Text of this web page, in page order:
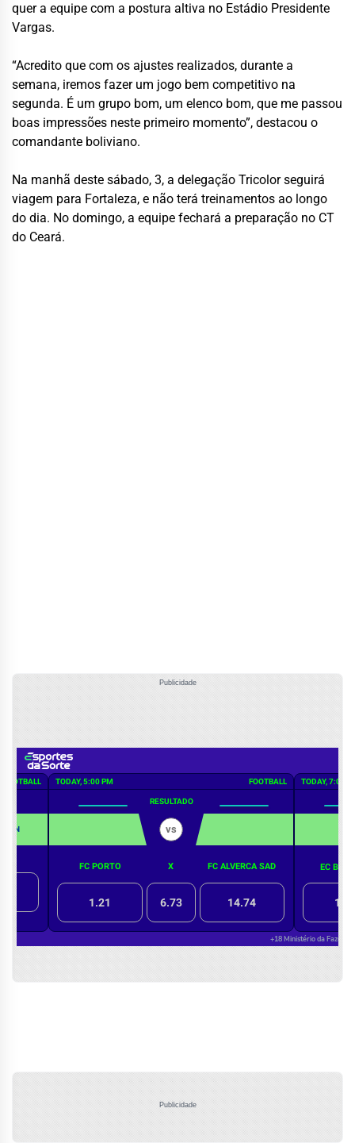
quer a equipe com a postura altiva no Estádio Presidente
Vargas.
“Acredito que com os ajustes realizados, durante a
semana, iremos fazer um jogo bem competitivo na
segunda. É um grupo bom, um elenco bom, que me passou
boas impressões neste primeiro momento”, destacou o
comandante boliviano.
Na manhã deste sábado, 3, a delegação Tricolor seguirá
viagem para Fortaleza, e não terá treinamentos ao longo
do dia. No domingo, a equipe fechará a preparação no CT
do Ceará.
Publicidade
Publicidade